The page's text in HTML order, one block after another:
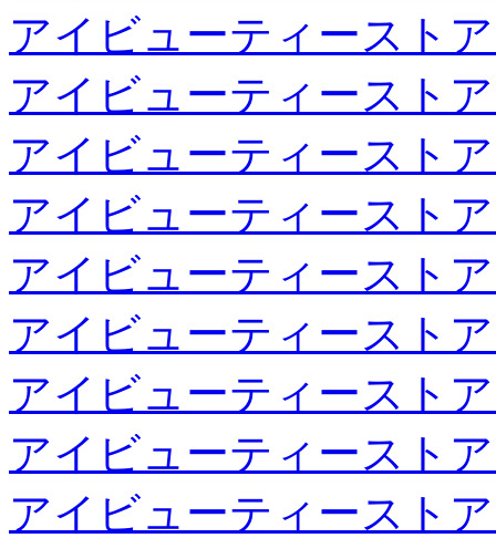
アイビューティースト
アイビューティースト
アイビューティースト
アイビューティースト
アイビューティースト
アイビューティースト
アイビューティースト
アイビューティースト
アイビューティースト